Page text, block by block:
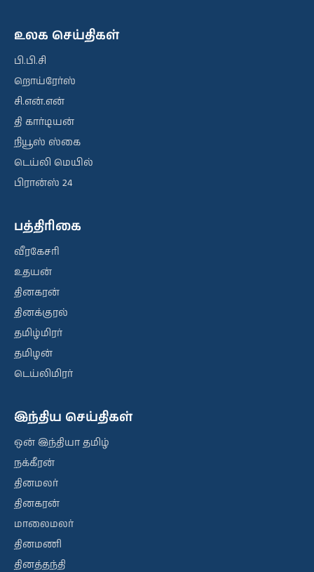
உலக செய்திகள்
பி.பி.சி
றொய்ரேர்ஸ்
சி.என்.என்
தி கார்டியன்
நியூஸ் ஸ்கை
டெய்லி மெயில்
பிரான்ஸ் 24
பத்திரிகை
வீரகேசரி
உதயன்
தினகரன்
தினக்குரல்
தமிழ்மிரர்
தமிழன்
டெய்லிமிரர்
இந்திய செய்திகள்
ஒன் இந்தியா தமிழ்
நக்கீரன்
தினமலர்
தினகரன்
மாலைமலர்
தினமணி
தினத்தந்தி